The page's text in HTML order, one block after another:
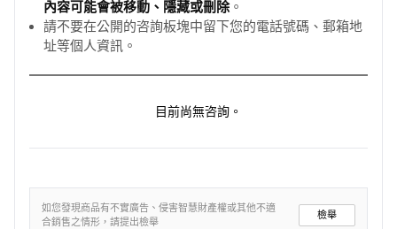
內容可能會被移動、隱藏或刪除。
請不要在公開的咨詢板塊中留下您的電話號碼、郵箱地
址等個人資訊。
目前尚無咨詢。
如您發現商品有不實廣告、侵害智慧財產權或其他不適
合銷售之情形，請提出檢舉
檢舉